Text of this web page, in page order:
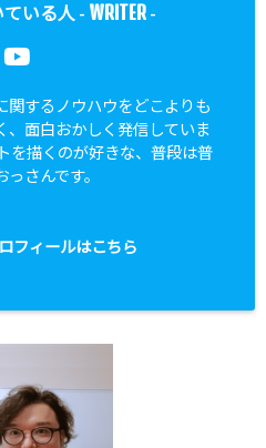
いる人 - WRITER-
関するノウハウをどこよりも
、面白おかしく発信していま
を描くのが好きな、普段は普
さんです。
フィールはこちら